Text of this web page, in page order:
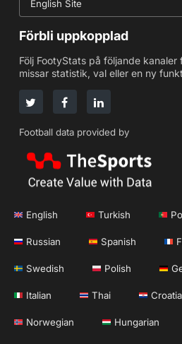
English Site
Förbli uppkopplad
Följ FootyStats på följande
missar statistik, val eller en ny
Football data provided by
English Turkish
Russian Spanish
Swedish Polish
Italian Thai
Norwegian Hungarian